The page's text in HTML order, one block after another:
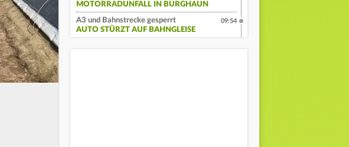
MOTORRADUNFALL IN BURGHAUN
A3 und Bahnstrecke gesperrt
AUTO STÜRZT AUF BAHNGLEISE
09:54